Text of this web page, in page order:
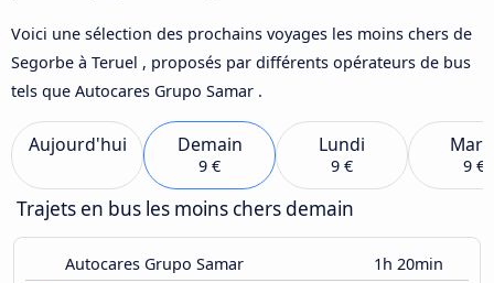
Voici une sélection des prochains voyages les moins chers de
Segorbe à Teruel , proposés par différents opérateurs de bus
tels que Autocares Grupo Samar .
Aujourd'hui Demain
9 €
Lundi
9 € 9 €
Trajets en bus les moins chers demain
Autocares Grupo Samar 1h 20min